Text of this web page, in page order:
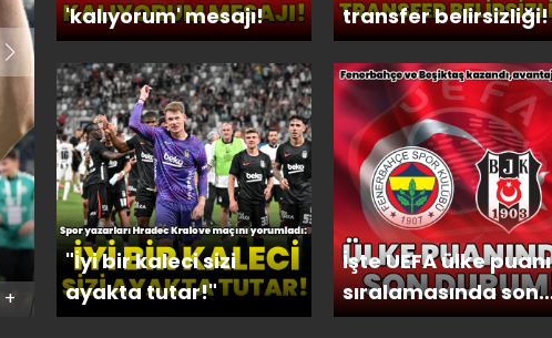
"RAMS Park'tan iyi bir sonuçla
dönmek istiyoruz"
+
'kalıyorum' mesajı!
transfer belirsizliği!
"İyi bir kaleci sizi
ayakta tutar!"
İşte UEFA ülke puanı
sıralamasında son
durum!